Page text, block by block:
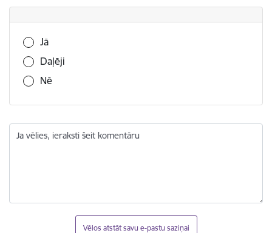
Vai šī informācija bija noderīga?
Jā
Daļēji
Nē
Ja vēlies, ieraksti šeit komentāru
Vēlos atstāt savu e-pastu saziņai